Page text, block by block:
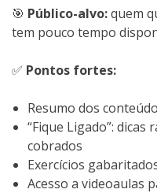
🎯 Público-alvo:quem
tem pouco tempo
✅ Pontos fortes:
Resumo dos
“Fique Ligado”:
cobrados
Exercícios
Acesso a videoaulas